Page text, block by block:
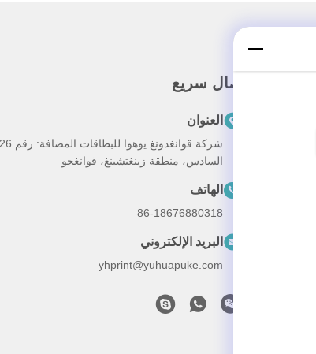
اتصال سريع
العنوان
السادس، منطقة زينغتشينغ، قوانغجو
الهاتف
86-18676880318
البريد الإلكتروني
yhprint@yuhuapuke.com